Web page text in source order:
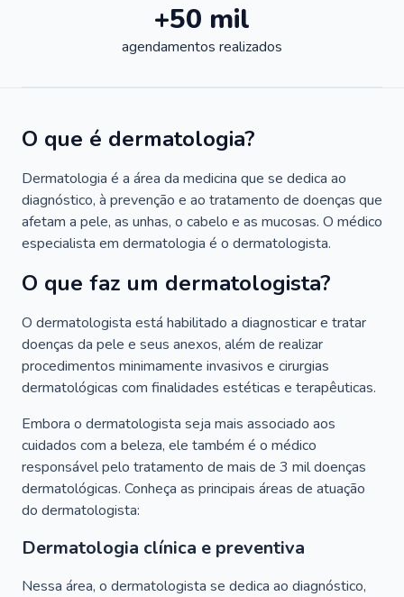
+50 mil
agendamentos realizados
O que é dermatologia?
Dermatologia é a área da medicina que se dedica ao
diagnóstico, à prevenção e ao tratamento de doenças que
afetam a pele, as unhas, o cabelo e as mucosas. O médico
especialista em dermatologia é o dermatologista.
O que faz um dermatologista?
O dermatologista está habilitado a diagnosticar e tratar
doenças da pele e seus anexos, além de realizar
procedimentos minimamente invasivos e cirurgias
dermatológicas com finalidades estéticas e terapêuticas.
Embora o dermatologista seja mais associado aos
cuidados com a beleza, ele também é o médico
responsável pelo tratamento de mais de 3 mil doenças
dermatológicas. Conheça as principais áreas de atuação
do dermatologista:
Dermatologia clínica e preventiva
Nessa área, o dermatologista se dedica ao diagnóstico,